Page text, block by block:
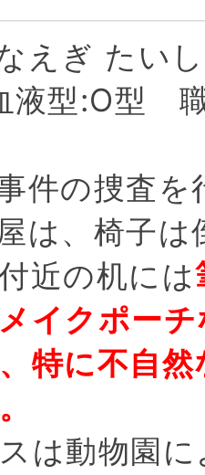
えぎ たい
液型:O型
件の捜査
は、椅子
近の机には
イクポー
特に不自
は動物園